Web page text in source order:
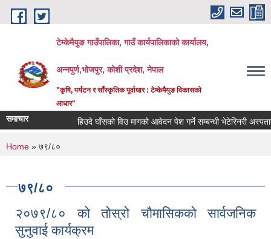
Skip to main content
टेम्केमैयुङ गाउँपालिका, गाउँ कार्यपालिकाको कार्यालय,
अन्नपुर्ण,भोजपुर, कोशी प्रदेश, नेपाल
"कृषि, पर्यटन र साँस्कृतिक पूर्वाधार : टेम्केमैयुङ विकासको
आधार"
समाचार हिउदे घाँसको विउ मागको आवेदन पेश गर्ने सम्बन्धी भेटेरिनरी
You are here
Home » ७९/८०
७९/८०
२०७९/८० को तोस्रो चौमासिकको सार्वजनिक
सुनुवाई कार्यक्रम